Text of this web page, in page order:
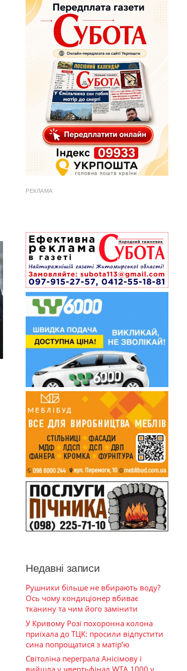
РЕКЛАМА
Недавні записи
Рушники більше не вбирають воду?
Ось чому кондиціонер вбиває
тканину та чим його замінити
У Кривому Розі похоронна колона
приїхала до ТЦК: просили відпустити
сина попрощатися з матір’ю
Світоліна переграла Анісімову і